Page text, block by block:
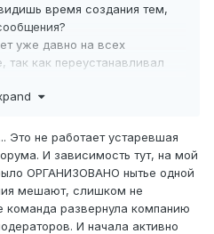
время создания тем,
уже давно на всех
так как переустанавливал
так как один утопил, второй
работает...но думаю, что
именно по этому причине,
не работает сайт и ушли.
Это не работает устаревшая
И зависимость тут, на мой
ОРГАНИЗОВАНО нытье одной
мешают, слишком не
команда развернула компанию
И начала активно